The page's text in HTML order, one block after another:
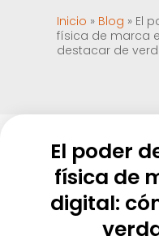
Inicio » Blog » El
física de marca
destacar de
El poder
física de
digital: